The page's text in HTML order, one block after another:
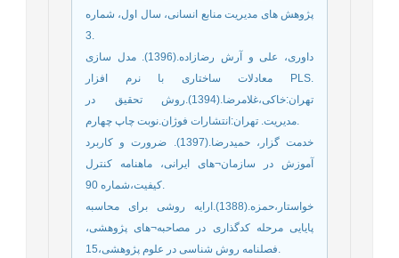
پژوهش های مدیریت منابع انسانی، سال اول، شماره
3.
داوری، علی و آرش رضازاده.(1396). مدل سازی
معادلات ساختاری با نرم افزار PLS.
تهران:خاکی،غلامرضا.(1394).روش تحقیق در
مدیریت. تهران:انتشارات فوژان.نوبت چاپ چهارم.
خدمت گزار، حمیدرضا.(1397). ضرورت و کاربرد
آموزش در سازمان¬های ایرانی، ماهنامه کنترل
کیفیت،شماره 90.
خواستار،حمزه.(1388).ارایه روشی برای محاسبه
پایایی مرحله کدگذاری در مصاحبه¬های پژوهشی،
فصلنامه روش شناسی در علوم پژوهشی،15.